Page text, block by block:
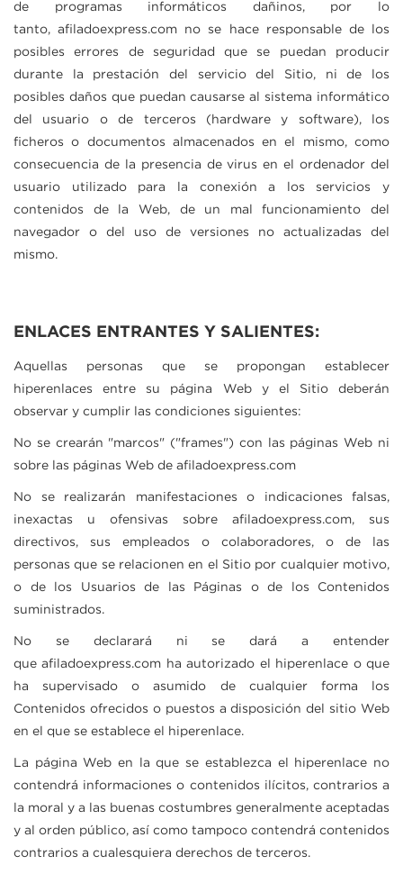
de programas informáticos dañinos, por lo
tanto,afiladoexpress.com no se hace responsable de los
posibles errores de seguridad que se puedan producir
durante la prestación del servicio del Sitio, ni de los
posibles daños que puedan causarse al sistema informático
del usuario o de terceros (hardware y software), los
ficheros o documentos almacenados en el mismo, como
consecuencia de la presencia de virus en el ordenador del
usuario utilizado para la conexión a los servicios y
contenidos de la Web, de un mal funcionamiento del
navegador o del uso de versiones no actualizadas del
mismo.
ENLACES ENTRANTES Y SALIENTES:
Aquellas personas que se propongan establecer
hiperenlaces entre su página Web y el Sitio deberán
observar y cumplir las condiciones siguientes:
No se crearán "marcos" ("frames") con las páginas Web ni
sobre las páginas Web de afiladoexpress.com
No se realizarán manifestaciones o indicaciones falsas,
inexactas u ofensivas sobre afiladoexpress.com, sus
directivos, sus empleados o colaboradores, o de las
personas que se relacionen en el Sitio por cualquier motivo,
o de los Usuarios de las Páginas o de los Contenidos
suministrados.
No se declarará ni se dará a entender
queafiladoexpress.com ha autorizado el hiperenlace o que
ha supervisado o asumido de cualquier forma los
Contenidos ofrecidos o puestos a disposición del sitio Web
en el que se establece el hiperenlace.
La página Web en la que se establezca el hiperenlace no
contendrá informaciones o contenidos ilícitos, contrarios a
la moral y a las buenas costumbres generalmente aceptadas
y al orden público, así como tampoco contendrá contenidos
contrarios a cualesquiera derechos de terceros.